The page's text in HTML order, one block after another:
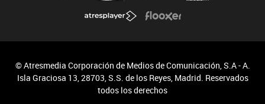
© Atresmedia Corporación de Medios de Comunicación, S.A - A.
Isla Graciosa 13, 28703, S.S. de los Reyes, Madrid. Reservados
todos los derechos